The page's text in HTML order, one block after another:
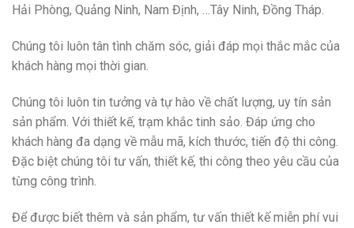
Hải Phòng, Quảng Ninh, Nam Định, …Tây Ninh, Đồng Tháp.
Chúng tôi luôn tân tình chăm sóc, giải đáp mọi thắc mắc của
khách hàng mọi thời gian.
Chúng tôi luôn tin tưởng và tự hào về chất lượng, uy tín sản
sản phẩm. Với thiết kế, trạm khắc tinh sảo. Đáp ứng cho
khách hàng đa dạng về mẫu mã, kích thước, tiến độ thi công.
Đặc biệt chúng tôi tư vấn, thiết kế, thi công theo yêu cầu của
từng công trình.
Để được biết thêm và sản phẩm, tư vấn thiết kế miễn phí vui